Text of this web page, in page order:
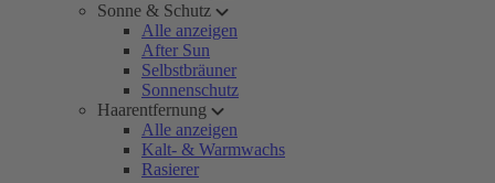
Sonne & Schutz
Alle anzeigen
After Sun
Selbstbräuner
Sonnenschutz
Haarentfernung
Alle anzeigen
Kalt- & Warmwachs
Rasierer